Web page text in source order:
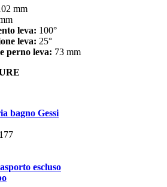
mm
leva: 100°
leva: 25°
perno leva: 73 mm
bagno Gessi
escluso